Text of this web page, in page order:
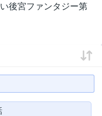
後宮ファンタジー第